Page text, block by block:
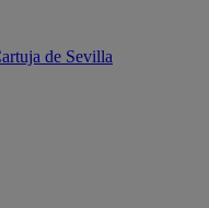
de Sevilla